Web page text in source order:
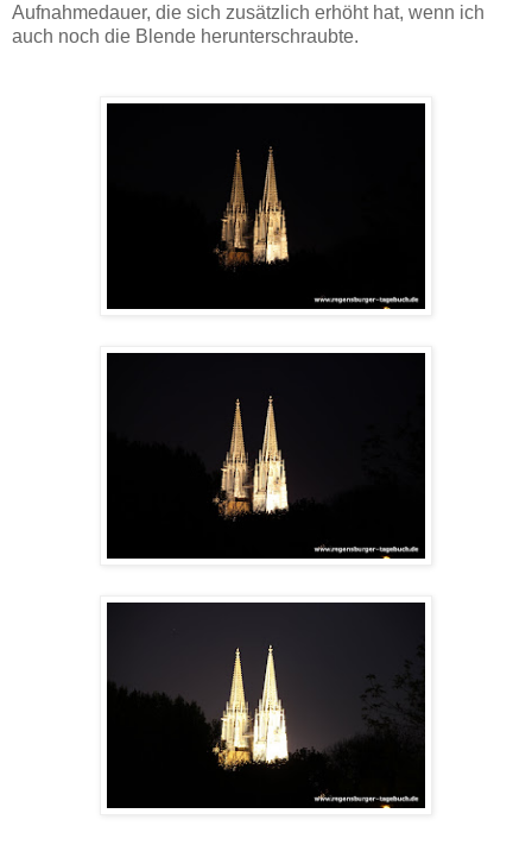
Aufnahmedauer, die sich zusätzlich erhöht hat, wenn ich
auch noch die Blende herunterschraubte.